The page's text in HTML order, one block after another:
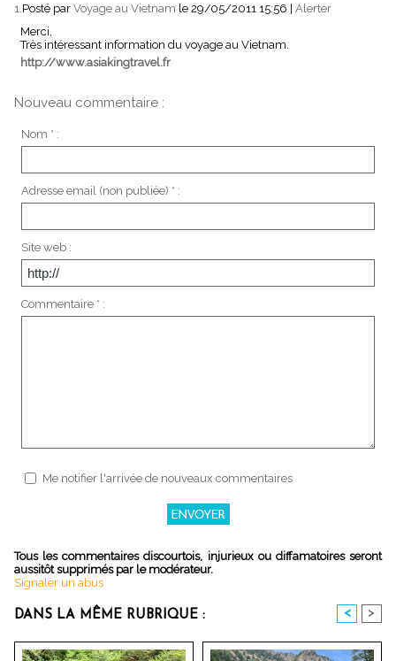
1. Posté par Voyage au Vietnam le 29/05/2011 15:56 | Alerter
Merci,
Très intéressant information du voyage au Vietnam.
http://www.asiakingtravel.fr
Nouveau commentaire :
Nom * :
Adresse email (non publiée) * :
Site web :
Commentaire * :
Me notifier l'arrivée de nouveaux commentaires
Tous les commentaires discourtois, injurieux ou diffamatoires seront
aussitôt supprimés par le modérateur.
Signaler un abus
DANS LA MÊME RUBRIQUE : < >